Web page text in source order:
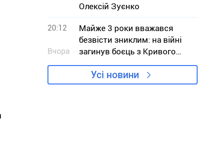
Олексій Зуєнко
20:12
Вчора
Майже 3 роки вважався
безвісти зниклим: на війні
загинув боєць з Кривого
Рогу В`ячеслав Чучмай
Усі новини